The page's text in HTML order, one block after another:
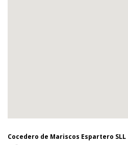
Cocedero de Mariscos Espartero SLL